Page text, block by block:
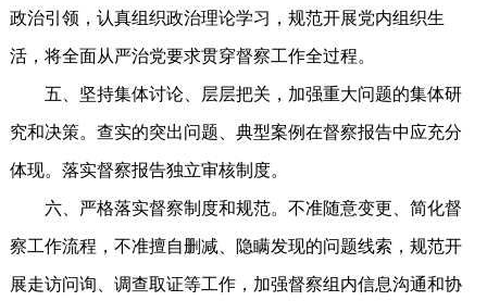
政治引领，认真组织政治理论学习，规范开展党内组织生
活，将全面从严治党要求贯穿督察工作全过程。
五、坚持集体讨论、层层把关，加强重大问题的集体研
究和决策。查实的突出问题、典型案例在督察报告中应充分
体现。落实督察报告独立审核制度。
六、严格落实督察制度和规范。不准随意变更、简化督
察工作流程，不准擅自删减、隐瞒发现的问题线索，规范开
展走访问询、调查取证等工作，加强督察组内信息沟通和协